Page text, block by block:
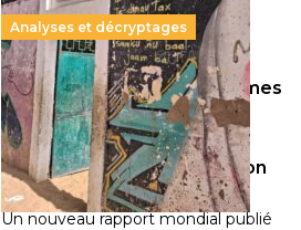
Analyses et décryptages
258 millions d’enfants victimes
de la guerre, des chocs
climatiques et des
déplacements de population
11 juillet 2026 -National
Un nouveau rapport mondial publié